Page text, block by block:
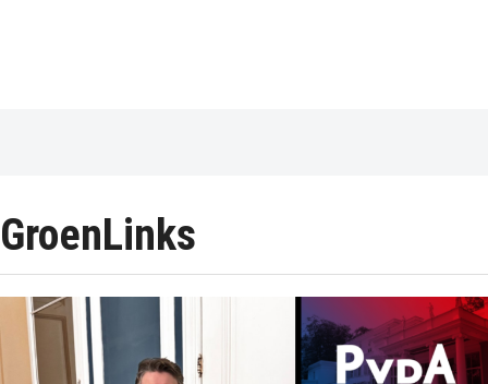
GroenLinks